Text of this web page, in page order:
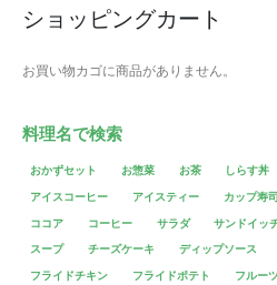
ショッピングカート
お買い物カゴに商品がありません。
料理名で検索
おかずセット お惣菜 お茶 しらす丼
アイスコーヒー
アイスティー カップ寿司
ココア
コーヒー サラダ サンドイッ
スープ
チーズケーキ ディップソース
フライドチキン
フライドポテト フルー